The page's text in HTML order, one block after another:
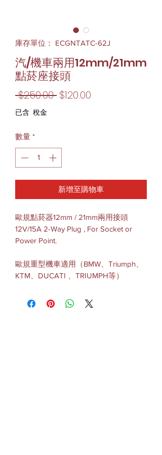
庫存單位： ECGNTATC-62J
汽/機車兩用12mm/21mm
點菸座接頭
$250.00 一
格
$120.00
已含 稅金
數量 *
新增至購物車
歐規點菸器12mm / 21mm兩用接頭
12V/15A 2-Way Plug , For Socket or
Power Point.
歐規重型機車適用（BMW、Triumph、
KTM、DUCATI 、TRIUMPH等）